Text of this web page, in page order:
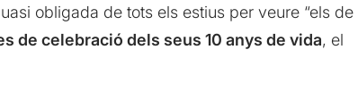
obligada de tots els estius per veure “els de
de celebració dels seus 10 anys de vida, el